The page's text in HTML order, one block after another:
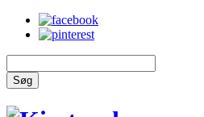
Søg